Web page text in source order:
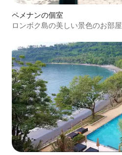
ペメナンの個室
ロンボク島の美しい景色のお部屋